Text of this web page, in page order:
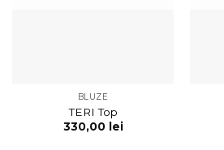
BLUZE
TERI Top
330,00
lei